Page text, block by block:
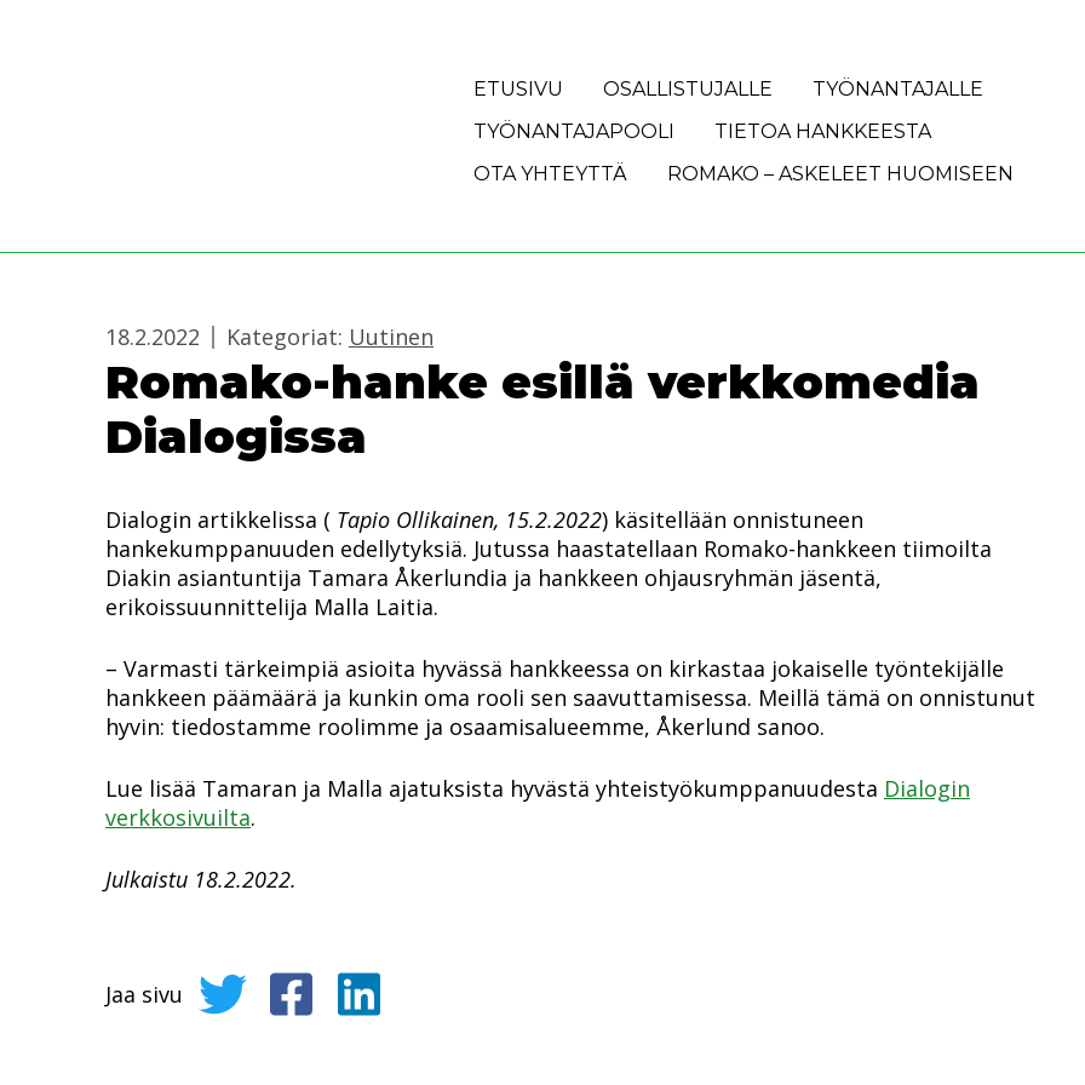
ETUSIVU OSALLISTUJALLE
TYÖNANTAJALLE
TYÖNANTAJAPOOLI
TIETOA HANKKEESTA
OTA YHTEYTTÄ
ROMAKO – ASKELEET HUOMISEEN
18.2.2022 Kategoriat: Uutinen
Romako-hanke esillä verkkomedia
Dialogissa
Dialogin artikkelissa ( Tapio Ollikainen, 15.2.2022) käsitellään onnistuneen
hankekumppanuuden edellytyksiä. Jutussa haastatellaan Romako-hankkeen tiimoilta
Diakin asiantuntija Tamara Åkerlundia ja hankkeen ohjausryhmän jäsentä,
erikoissuunnittelija Malla Laitia.
– Varmasti tärkeimpiä asioita hyvässä hankkeessa on kirkastaa jokaiselle työntekijälle
hankkeen päämäärä ja kunkin oma rooli sen saavuttamisessa. Meillä tämä on onnistunut
hyvin: tiedostamme roolimme ja osaamisalueemme, Åkerlund sanoo.
Lue lisää Tamaran ja Malla ajatuksista hyvästä yhteistyökumppanuudesta Dialogin
verkkosivuilta.
Julkaistu 18.2.2022.
Jaa sivu Jaa sivu Twitterissä
Jaa sivu Facebookissa
Jaa sivu LinkedInissä